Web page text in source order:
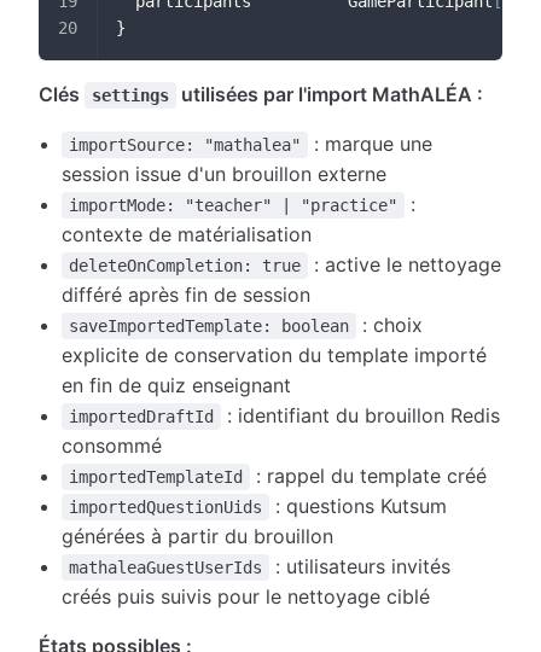
}
Clés settings utilisées par l'import MathALÉA :
importSource: "mathalea"
: marque une
session issue d'un brouillon externe
importMode: "teacher" | "practice"
:
contexte de matérialisation
deleteOnCompletion: true
: active le nettoyage
différé après fin de session
saveImportedTemplate: boolean
: choix
explicite de conservation du template importé
en fin de quiz enseignant
importedDraftId
: identifiant du brouillon Redis
consommé
importedTemplateId : rappel du template créé
importedQuestionUids
: questions Kutsum
générées à partir du brouillon
mathaleaGuestUserIds
: utilisateurs invités
créés puis suivis pour le nettoyage ciblé
États possibles :